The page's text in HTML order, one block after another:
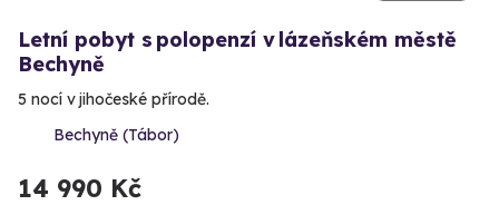
Letní pobyt s polopenzí v lázeňském městě
Bechyně
5 nocí v jihočeské přírodě.
Bechyně (Tábor)
14 990 Kč